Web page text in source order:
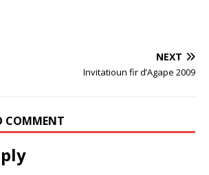
NEXT
Invitatioun fir d’Agape 2009
COMMENT